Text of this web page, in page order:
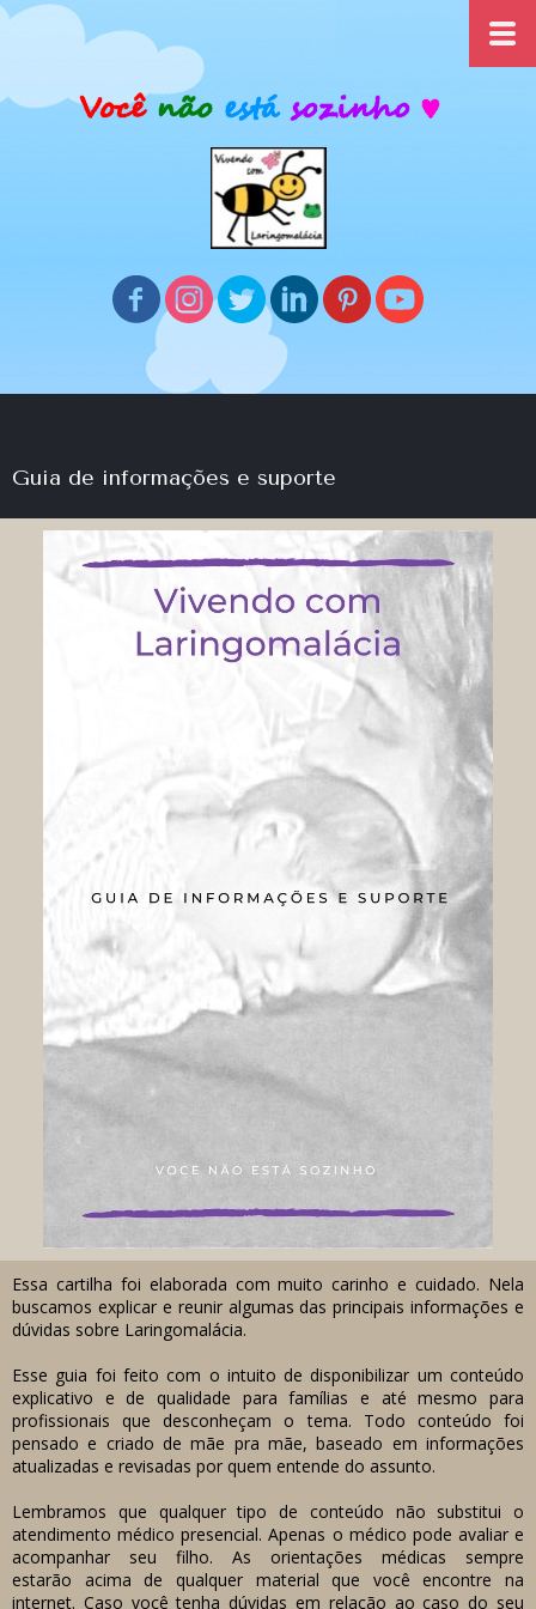
Guia de informações e suporte
Essa cartilha foi elaborada com muito carinho e cuidado. Nela
buscamos explicar e reunir algumas das principais informações e
dúvidas sobre Laringomalácia.
Esse guia foi feito com o intuito de disponibilizar um conteúdo
explicativo e de qualidade para famílias e até mesmo para
profissionais que desconheçam o tema. Todo conteúdo foi
pensado e criado de mãe pra mãe, baseado em informações
atualizadas e revisadas por quem entende do assunto.
Lembramos que qualquer tipo de conteúdo não substitui o
atendimento médico presencial. Apenas o médico pode avaliar e
acompanhar seu filho. As orientações médicas sempre
estarão acima de qualquer material que você encontre na
internet. Caso você tenha dúvidas em relação ao caso do seu